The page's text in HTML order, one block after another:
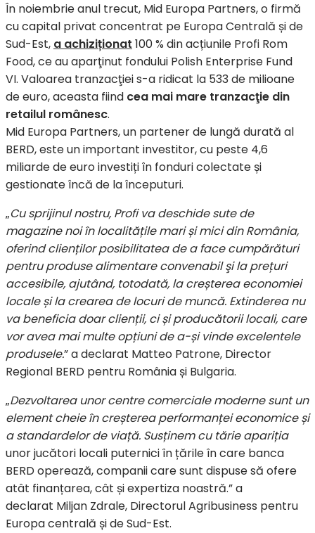
În noiembrie anul trecut, Mid Europa Partners, o firmă
cu capital privat concentrat pe Europa Centrală și de
Sud-Est, a achiziționat 100 % din acțiunile Profi Rom
Food, ce au aparţinut fondului Polish Enterprise Fund
VI. Valoarea tranzacţiei s-a ridicat la 533 de milioane
de euro, aceasta fiind cea mai mare tranzacţie din
retailul românesc.
Mid Europa Partners, un partener de lungă durată al
BERD, este un important investitor, cu peste 4,6
miliarde de euro investiți în fonduri colectate și
gestionate încă de la începuturi.
„Cu sprijinul nostru, Profi va deschide sute de
magazine noi în localitățile mari și mici din România,
oferind clienților posibilitatea de a face cumpărături
pentru produse alimentare convenabil şi la prețuri
accesibile, ajutând, totodată, la creșterea economiei
locale și la crearea de locuri de muncă. Extinderea nu
va beneficia doar clienții, ci și producătorii locali, care
vor avea mai multe opțiuni de a-și vinde excelentele
produsele.” a declarat Matteo Patrone, Director
Regional BERD pentru România și Bulgaria.
„Dezvoltarea unor centre comerciale moderne sunt un
element cheie în creșterea performanței economice și
a standardelor de viață. Susținem cu tărie apariția
unor jucători locali puternici în țările în care banca
BERD operează, companii care sunt dispuse să ofere
atât finanțarea, cât și expertiza noastră.” a
declarat Miljan Zdrale, Directorul Agribusiness pentru
Europa centrală și de Sud-Est.